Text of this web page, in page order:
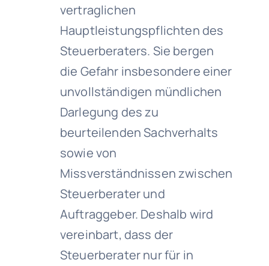
vertraglichen
Hauptleistungspflichten des
Steuerberaters. Sie bergen
die Gefahr insbesondere einer
unvollständigen mündlichen
Darlegung des zu
beurteilenden Sachverhalts
sowie von
Missverständnissen zwischen
Steuerberater und
Auftraggeber. Deshalb wird
vereinbart, dass der
Steuerberater nur für in